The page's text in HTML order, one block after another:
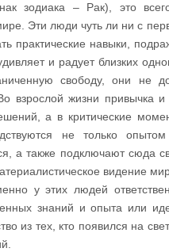
зодиака – Рак), это
Эти люди чуть ли ни с
практические навыки,
и радует близких
свободу, они не
взрослой жизни привычка
а в критические
не только
а также подключают сюда
видение
у этих людей
знаний и опыта или
из тех, кто появился на